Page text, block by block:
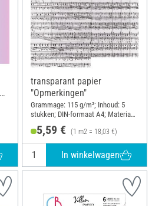
transparant papier
"Opmerkingen"
Grammage: 115 g/m²; Inhoud: 5
stukken; DIN-formaat A4; Materiaal:
5,59 € (1 m2 = 18,03 €)
In winkelwagen